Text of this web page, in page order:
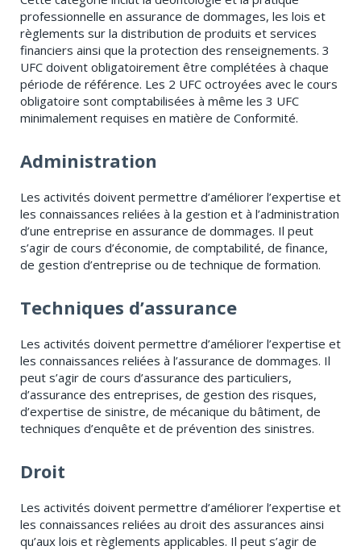
professionnelle en assurance de dommages, les lois et
règlements sur la distribution de produits et services
financiers ainsi que la protection des renseignements. 3
UFC doivent obligatoirement être complétées à chaque
période de référence. Les 2 UFC octroyées avec le cours
obligatoire sont comptabilisées à même les 3 UFC
minimalement requises en matière de Conformité.
Administration
Les activités doivent permettre d’améliorer l’expertise et
les connaissances reliées à la gestion et à l’administration
d’une entreprise en assurance de dommages. Il peut
s’agir de cours d’économie, de comptabilité, de finance,
de gestion d’entreprise ou de technique de formation.
Techniques d’assurance
Les activités doivent permettre d’améliorer l’expertise et
les connaissances reliées à l’assurance de dommages. Il
peut s’agir de cours d’assurance des particuliers,
d’assurance des entreprises, de gestion des risques,
d’expertise de sinistre, de mécanique du bâtiment, de
techniques d’enquête et de prévention des sinistres.
Droit
Les activités doivent permettre d’améliorer l’expertise et
les connaissances reliées au droit des assurances ainsi
qu’aux lois et règlements applicables. Il peut s’agir de